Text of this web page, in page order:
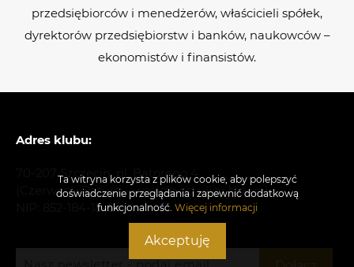
przedsiębiorców i menedżerów, właścicieli spółek,
dyrektorów przedsiębiorstw i banków, naukowców –
ekonomistów i finansistów.
Adres klubu:
70-207 Szczecin, pl. Batorego 4
(Czerwony Ratusz – wejście od ulicy Nowej)
NIP: 852-184-18-58
Ta witryna korzysta z plików cookie, aby polepszyć
doświadczenie przeglądania i zapewnić dodatkową
funkcjonalność. Więcej informacji
Akceptuję